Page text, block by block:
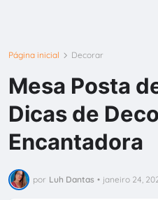
Página inicial Decorar
Mesa Posta
Dicas de
Encantadora
por Luh Dantas • janeiro 24,